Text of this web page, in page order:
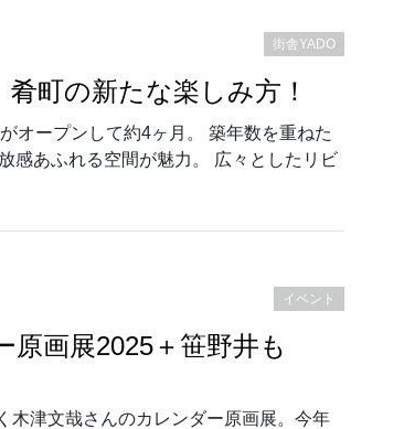
街舎YADO
町の新たな楽しみ方！
オープンして約4ヶ月。 築年数を重ねた
感あふれる空間が魅力。 広々としたリビ
イベント
原画展2025＋笹野井も
木津文哉さんのカレンダー原画展。今年